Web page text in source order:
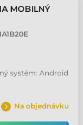
MOBILNÝ
systém: Android
Na objednávku